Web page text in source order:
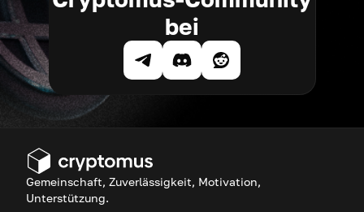
bei
Gemeinschaft, Zuverlässigkeit, Motivation,
Unterstützung.